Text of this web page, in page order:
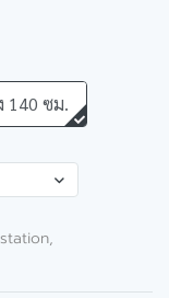
140 ซม.
,